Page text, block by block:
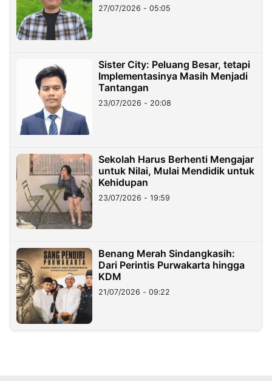
27/07/2026 - 05:05
Sister City: Peluang Besar, tetapi
Implementasinya Masih Menjadi
Tantangan
23/07/2026 - 20:08
Sekolah Harus Berhenti Mengajar
untuk Nilai, Mulai Mendidik untuk
Kehidupan
23/07/2026 - 19:59
Benang Merah Sindangkasih:
Dari Perintis Purwakarta hingga
KDM
21/07/2026 - 09:22